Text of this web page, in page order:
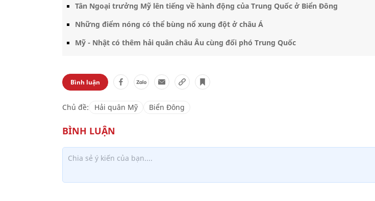
Tân Ngoại trưởng Mỹ lên tiếng về hành động của Trung Quốc ở Biển Đông
Những điểm nóng có thể bùng nổ xung đột ở châu Á
Mỹ - Nhật có thêm hải quân châu Âu cùng đối phó Trung Quốc
Bình luận
Chủ đề: Hải quân Mỹ Biển Đông